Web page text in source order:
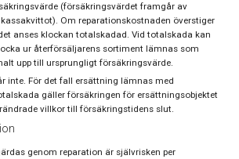
(försäkringsvärdet framgår av
Om reparationskostnaden överstiger
anses klockan totalskadad. Vid totalskada kan
ur återförsäljarens sortiment lämnas som
upp till ursprungligt försäkringsvärde.
inte. För det fall ersättning lämnas med
gäller försäkringen för ersättningsobjektet
villkor till försäkringstidens slut.
genom reparation är självrisken per